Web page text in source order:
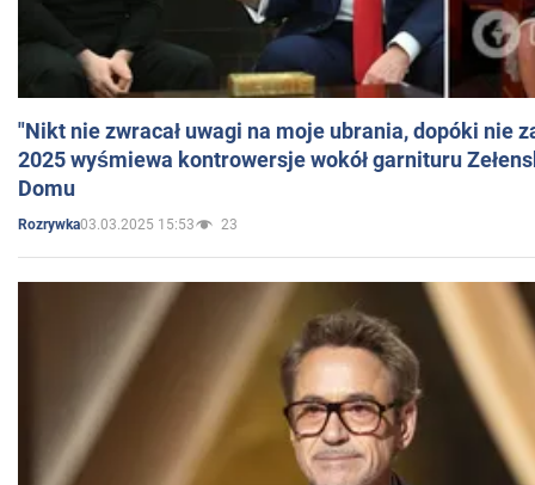
"Nikt nie zwracał uwagi na moje ubrania, dopóki nie
2025 wyśmiewa kontrowersje wokół garnituru
Domu
Rozrywka03.03.2025 15:53 23